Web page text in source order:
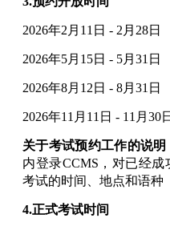
2026年2月11日 - 2月28日
2026年5月15日 - 5月31日
2026年8月12日 - 8月31日
2026年11月11日 - 11月30日
关于考试预约工作的说明
内登录CCMS，对已经
考试的时间、地点和语种
4.正式考试时间